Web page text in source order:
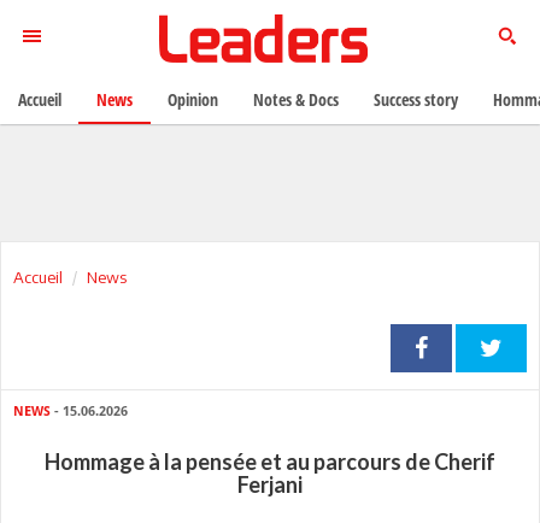
Accueil News
NEWS - 15.06.2026
Hommage à la pensée et au parcours de Cherif
Ferjani
Accueil News Opinion Notes & Docs Success story